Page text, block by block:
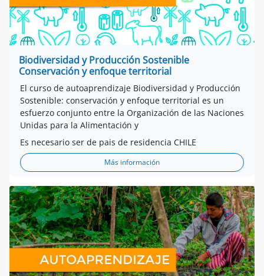
Biodiversidad y Producción Sostenible
Conservación y enfoque territorial
El curso de autoaprendizaje Biodiversidad y Producción
Sostenible: conservación y enfoque territorial es un
esfuerzo conjunto entre la Organización de las Naciones
Unidas para la Alimentación y
Es necesario ser de pais de residencia CHILE
Más información